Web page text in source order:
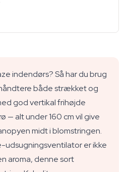
indendørs? Så har du brug
både strækket og
god vertikal frihøjde
— alt under 160 cm vil give
midt i blomstringen.
udsugningsventilator er ikke
aroma, denne sort